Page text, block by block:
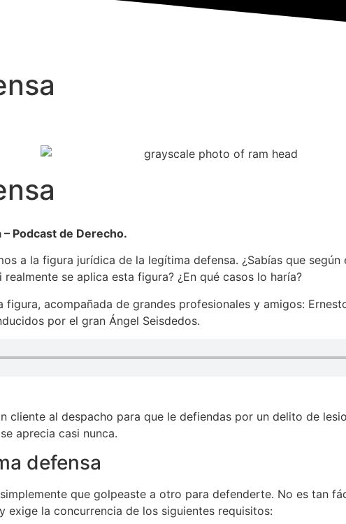
Podcast de Derecho.
a la figura jurídica de la legítima defensa. ¿Sabías que
se aplica esta figura? ¿En qué casos lo haría?
acompañada de grandes profesionales y amigos:
por el gran Ángel Seisdedos.
cliente al despacho para que le defiendas por un delito de
aprecia casi nunca.
defensa
que golpeaste a otro para defenderte. No es tan
exige la concurrencia de los siguientes requisitos: